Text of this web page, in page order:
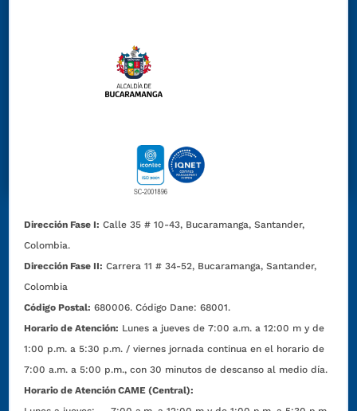
Dirección Fase I: Calle 35 # 10-43, Bucaramanga, Santander,
Colombia.
Dirección Fase II: Carrera 11 # 34-52, Bucaramanga, Santander,
Colombia
Código Postal: 680006. Código Dane: 68001.
Horario de Atención: Lunes a jueves de 7:00 a.m. a 12:00 m y de
1:00 p.m. a 5:30 p.m. / viernes jornada continua en el horario de
7:00 a.m. a 5:00 p.m., con 30 minutos de descanso al medio día.
Horario de Atención CAME (Central):